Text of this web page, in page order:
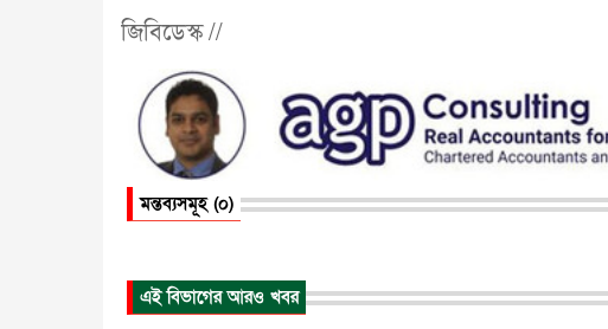
জিবিডেস্ক //
মন্তব্যসমূহ (০)
এই বিভাগের আরও খবর